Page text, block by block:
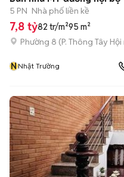
5 PN Nhà phố liền kề
7,8 tỷ82 tr/m²95 m²
Phường 8 (P. Thông Tây Hội
NNhật Trường